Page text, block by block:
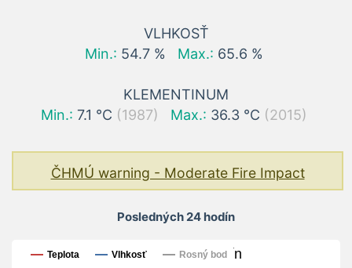
VLHKOSŤ
Min.: 54.7 % Max.: 65.6 %
KLEMENTINUM
Min.: 7.1 °C (1987) Max.: 36.3 °C (2015)
ČHMÚ warning - Moderate Fire Impact
Posledných 24 hodín
Posledných 24 hodín
Teplota Vlhkosť Rosný bod